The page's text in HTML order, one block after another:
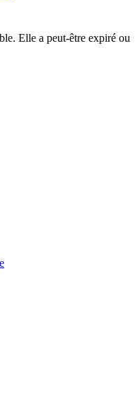
Elle a peut-être expiré ou